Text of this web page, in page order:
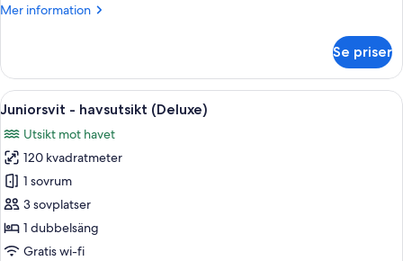
-Mer information
Mer
-
sovrum
terrass
Se priser
Öppna
alla
foton
för
Juniorsvit
-
havsutsikt
(Deluxe)
En balkong med vita loungestolar,
22
Juniorsvit - havsutsikt (Deluxe)
Utsikt mot havet
120 kvadratmeter
1 sovrum
3 sovplatser
1 dubbelsäng
Gratis wi-fi